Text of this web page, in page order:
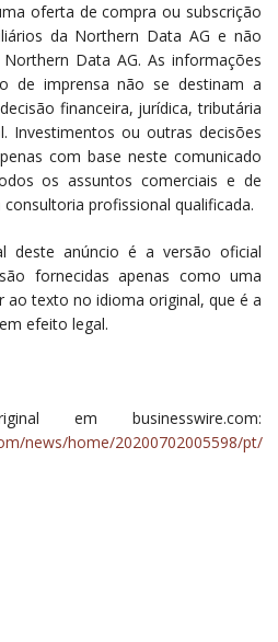
oferta de compra ou subscrição
da Northern Data AG e não
Data AG. As informações
de imprensa não se destinam a
financeira, jurídica, tributária
Investimentos ou outras decisões
com base neste comunicado
os assuntos comerciais e de
profissional qualificada.
deste anúncio é a versão oficial
fornecidas apenas como uma
ao texto no idioma original, que é a
efeito legal.
em businesswire.com:
news/home/20200702005598/pt/